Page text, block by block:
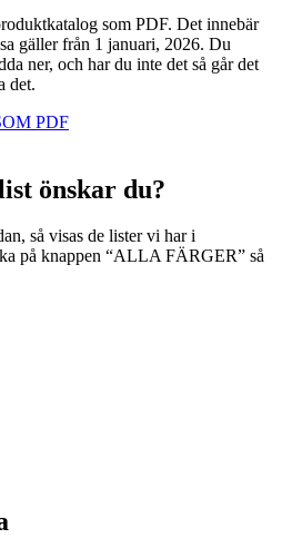
som PDF. Det innebär
gäller från 1 januari, 2026. Du
ner, och har du inte det så går det
det.
PDF
önskar du?
så visas de lister vi har i
på knappen “ALLA FÄRGER” så